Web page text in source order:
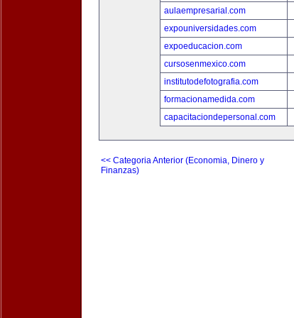
aulaempresarial.com
expouniversidades.com
expoeducacion.com
cursosenmexico.com
institutodefotografia.com
formacionamedida.com
capacitaciondepersonal.com
<< Categoria Anterior (Economia, Dinero y
Finanzas)